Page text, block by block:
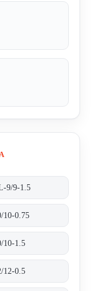
9/9-1.5
10-0.75
10-1.5
12-0.5